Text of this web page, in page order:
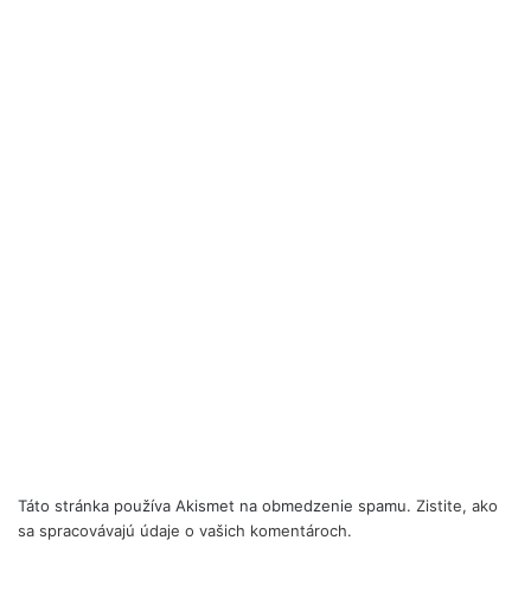
Táto stránka používa Akismet na obmedzenie spamu. Zistite, ako
sa spracovávajú údaje o vašich komentároch.